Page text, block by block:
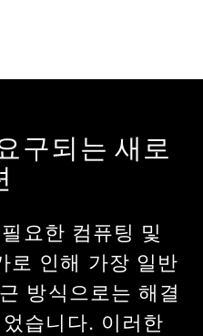
구되는 새로
요한 컴퓨팅 및
로 인해 가장 일반
방식으로는 해결
습니다. 이러한